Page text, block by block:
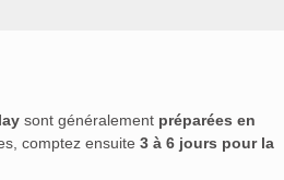
sont généralement préparées en
comptez ensuite 3 à 6 jours pour la